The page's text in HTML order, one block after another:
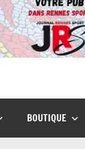
BOUTIQUE